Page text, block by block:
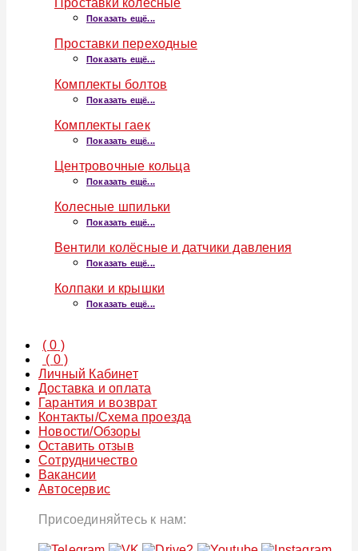
Проставки колесные
Показать ещё...
Проставки переходные
Показать ещё...
Комплекты болтов
Показать ещё...
Комплекты гаек
Показать ещё...
Центровочные кольца
Показать ещё...
Колесные шпильки
Показать ещё...
Вентили колёсные и датчики давления
Показать ещё...
Колпаки и крышки
Показать ещё...
(0 )
( 0)
Личный Кабинет
Доставка и оплата
Гарантия и возврат
Контакты/Схема проезда
Новости/Обзоры
Оставить отзыв
Сотрудничество
Вакансии
Автосервис
Присоединяйтесь к нам: